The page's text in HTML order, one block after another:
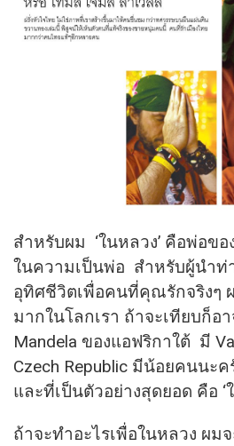
สำหรับผม ‘ในหลวง’ คือพ่อข
ในความเป็นพ่อ สำหรับผู้นำท่
อุทิศชีวิตเพื่อคนที่คุณรักจริงๆ
มากในโลกเรา ถ้าจะเทียบก็อ
Mandela ของแอฟริกาใต้ มี
Czech Republic มีน้อยคนนะ
และที่เป็นตัวอย่างสุดยอด คือ ‘
ถ้าจะทำอะไรเพื่อในหลวง ผม